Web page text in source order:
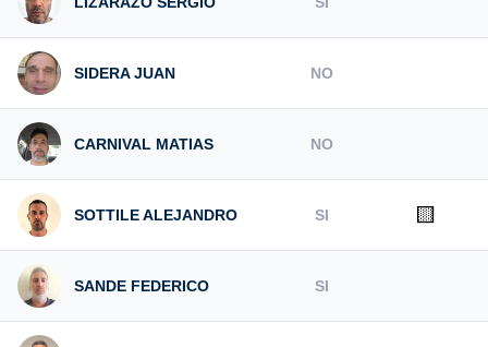
SIDERA JUAN NO
CARNIVAL MATIAS NO
SOTTILE ALEJANDRO SI 🟨
SANDE FEDERICO SI